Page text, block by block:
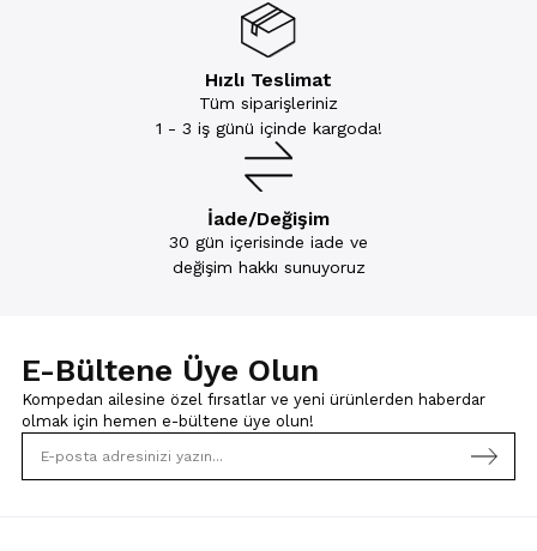
Hızlı Teslimat
Tüm siparişleriniz
1 - 3 iş günü içinde kargoda!
İade/Değişim
30 gün içerisinde iade ve
değişim hakkı sunuyoruz
E-Bültene Üye Olun
Kompedan ailesine özel fırsatlar ve yeni ürünlerden haberdar
olmak için hemen e-bültene üye olun!